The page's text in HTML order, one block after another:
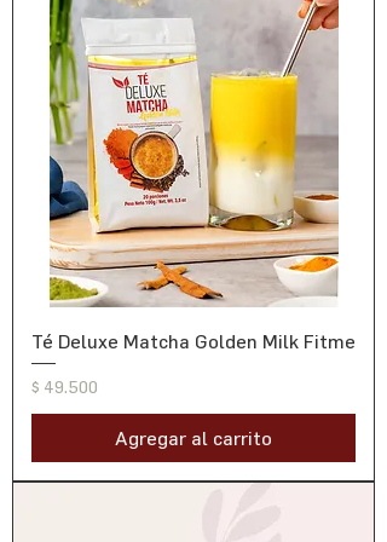
Té Deluxe Matcha Golden Milk Fitme
Precio
$ 49.500
Agregar al carrito